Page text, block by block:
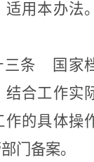
适用本办法
三条 国家
结合工作实
作的具体操
门备案。